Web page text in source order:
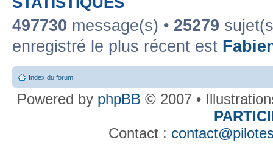
497730 message(s) • 25279
enregistré le plus récent est
Index du forum
Powered by phpBB © 2007 •
Contact :